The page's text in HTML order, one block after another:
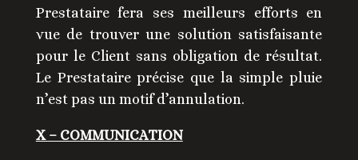
Prestataire fera ses meilleurs efforts en
vue de trouver une solution satisfaisante
pour le Client sans obligation de résultat.
Le Prestataire précise que la simple pluie
n’est pas un motif d’annulation.
X – COMMUNICATION